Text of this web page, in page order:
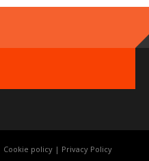
Cookie policy | Privacy Policy